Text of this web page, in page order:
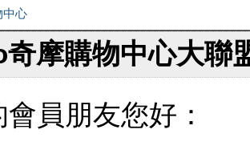
摩購物中心大聯
員朋友您好：